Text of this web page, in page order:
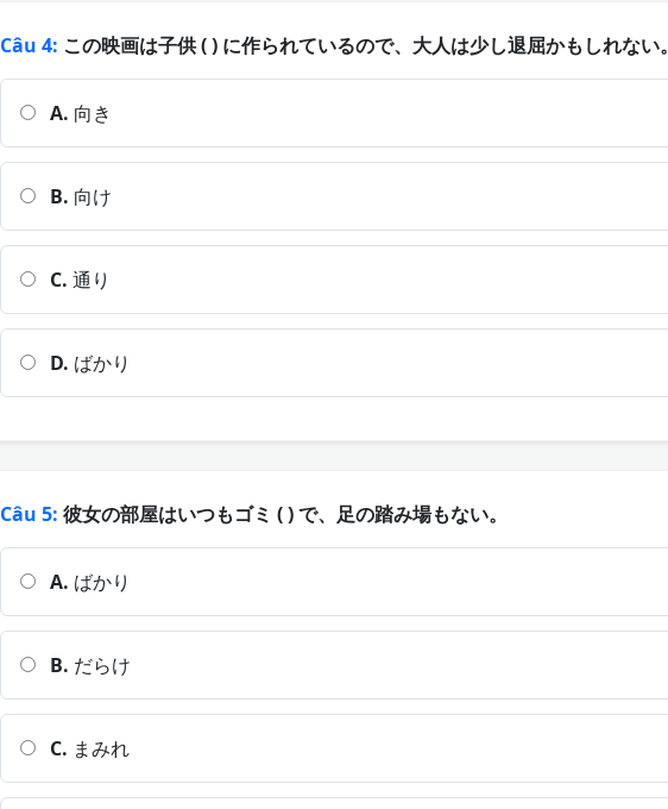
Câu 4: この映画は子供 ( ) に作られているので、大人は少し退屈かもしれない。
A. 向き
B. 向け
C. 通り
D. ばかり
Câu 5: 彼女の部屋はいつもゴミ ( ) で、足の踏み場もない。
A. ばかり
B. だらけ
C. まみれ